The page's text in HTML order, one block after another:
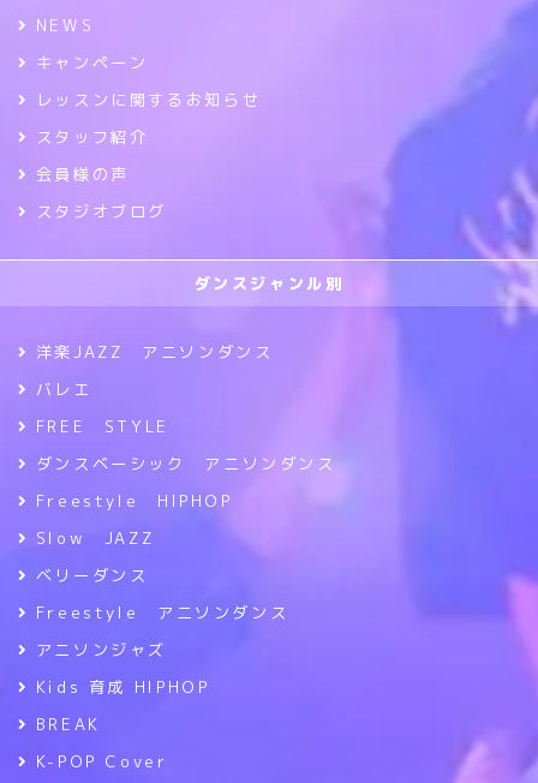
NEWS
キャンペーン
レッスンに関するお知らせ
スタッフ紹介
会員様の声
スタジオブログ
ダンスジャンル別
洋楽JAZZ アニソンダンス
バレエ
FREE STYLE
ダンスベーシック アニソンダンス
Freestyle HIPHOP
Slow JAZZ
ベリーダンス
Freestyle アニソンダンス
アニソンジャズ
Kids 育成 HIPHOP
BREAK
K-POP Cover